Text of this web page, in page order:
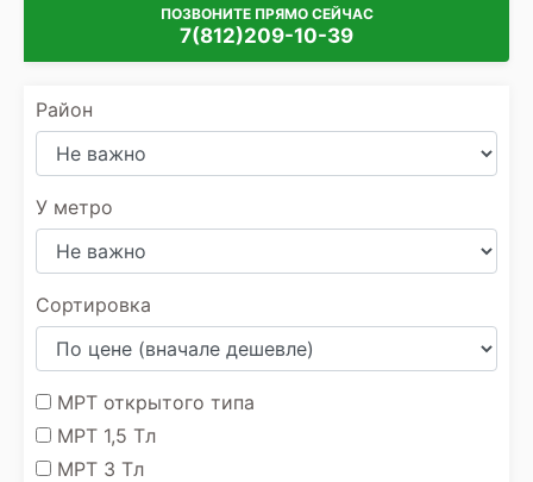
ПОЗВОНИТЕ ПРЯМО СЕЙЧАС
7(812)209-10-39
Район
У метро
Сортировка
МРТ открытого типа
МРТ 1,5 Тл
МРТ 3 Тл